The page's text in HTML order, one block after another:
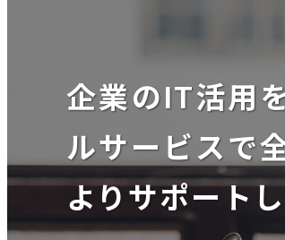
企業のIT活用
ルサービスで
よりサポートし